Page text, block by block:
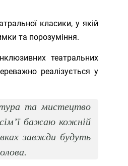
класики, у якій
та порозуміння.
театральних
реалізується у
та мистецтво
бажаю кожній
завжди будуть